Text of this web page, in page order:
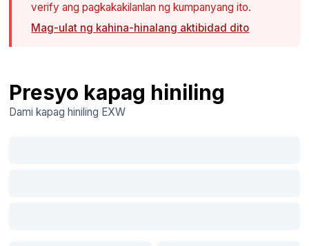
verify ang pagkakakilanlan ng kumpanyang ito.
Mag-ulat ng kahina-hinalang aktibidad dito
Presyo kapag hiniling
Dami kapag hiniling EXW